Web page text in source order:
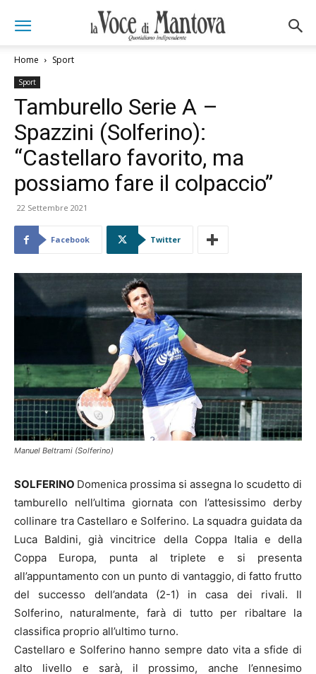
Home Sport
Sport
Tamburello Serie A –
Spazzini (Solferino):
“Castellaro favorito, ma
possiamo fare il colpaccio”
22 Settembre 2021
Facebook Twitter
Manuel Beltrami (Solferino)
SOLFERINO Domenica prossima si assegna lo scudetto di
tamburello nell’ultima giornata con l’attesissimo derby
collinare tra Castellaro e Solferino. La squadra guidata da
Luca Baldini, già vincitrice della Coppa Italia e della
Coppa Europa, punta al triplete e si presenta
all’appuntamento con un punto di vantaggio, di fatto frutto
del successo dell’andata (2-1) in casa dei rivali. Il
Solferino, naturalmente, farà di tutto per ribaltare la
classifica proprio all’ultimo turno.
Castellaro e Solferino hanno sempre dato vita a sfide di
alto livello e sarà, il prossimo, anche l’ennesimo